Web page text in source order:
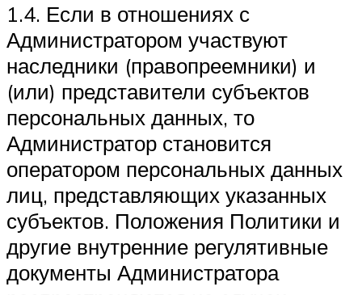
1.4. Если в отношениях с
Администратором участвуют
наследники (правопреемники) и
(или) представители субъектов
персональных данных, то
Администратор становится
оператором персональных данных
лиц, представляющих указанных
субъектов. Положения Политики и
другие внутренние регулятивные
документы Администратора